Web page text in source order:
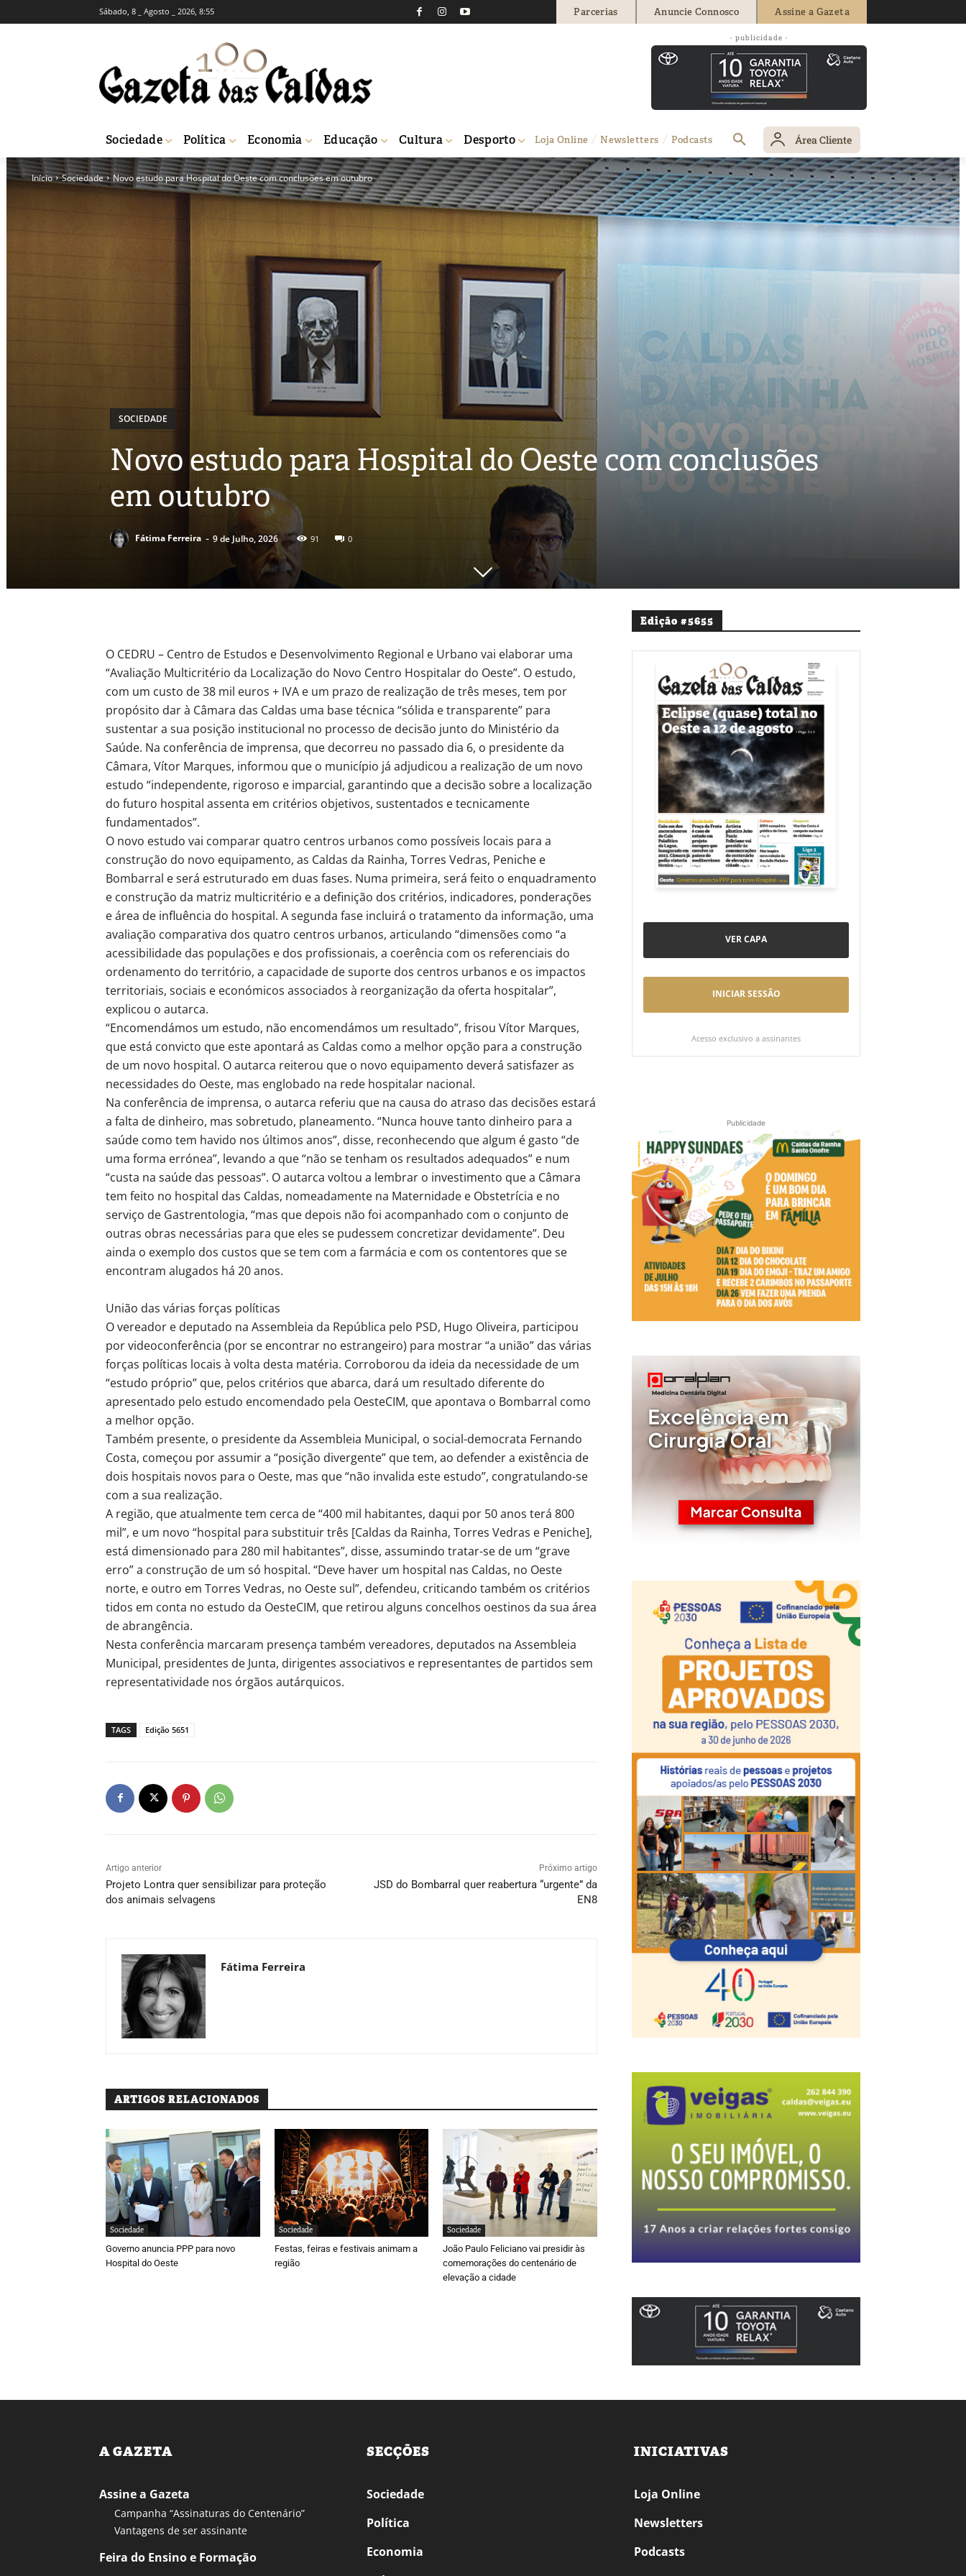
Sábado, 8 _ Agosto _ 2026, 8:55 Parcerias Anuncie Connosco Assine a Gazeta
- publicidade -
Sociedade Política Economia Educação Cultura Desporto Loja Online Newsletters Podcasts Área Cliente
Início Sociedade Novo estudo para Hospital do Oeste com conclusões em outubro
SOCIEDADE
Novo estudo para Hospital do Oeste com conclusões
em outubro
Fátima Ferreira - 9 de Julho, 2026 91 0
O CEDRU – Centro de Estudos e Desenvolvimento Regional e Urbano vai elaborar uma
“Avaliação Multicritério da Localização do Novo Centro Hospitalar do Oeste”. O estudo,
com um custo de 38 mil euros + IVA e um prazo de realização de três meses, tem por
propósito dar à Câmara das Caldas uma base técnica “sólida e transparente” para
sustentar a sua posição institucional no processo de decisão junto do Ministério da
Saúde. Na conferência de imprensa, que decorreu no passado dia 6, o presidente da
Câmara, Vítor Marques, informou que o município já adjudicou a realização de um novo
estudo “independente, rigoroso e imparcial, garantindo que a decisão sobre a localização
do futuro hospital assenta em critérios objetivos, sustentados e tecnicamente
fundamentados”.
O novo estudo vai comparar quatro centros urbanos como possíveis locais para a
construção do novo equipamento, as Caldas da Rainha, Torres Vedras, Peniche e
Bombarral e será estruturado em duas fases. Numa primeira, será feito o enquadramento
e construção da matriz multicritério e a definição dos critérios, indicadores, ponderações
e área de influência do hospital. A segunda fase incluirá o tratamento da informação, uma
avaliação comparativa dos quatro centros urbanos, articulando “dimensões como “a
acessibilidade das populações e dos profissionais, a coerência com os referenciais do
ordenamento do território, a capacidade de suporte dos centros urbanos e os impactos
territoriais, sociais e económicos associados à reorganização da oferta hospitalar”,
explicou o autarca.
“Encomendámos um estudo, não encomendámos um resultado”, frisou Vítor Marques,
que está convicto que este apontará as Caldas como a melhor opção para a construção
de um novo hospital. O autarca reiterou que o novo equipamento deverá satisfazer as
necessidades do Oeste, mas englobado na rede hospitalar nacional.
Na conferência de imprensa, o autarca referiu que na causa do atraso das decisões estará
a falta de dinheiro, mas sobretudo, planeamento. “Nunca houve tanto dinheiro para a
saúde como tem havido nos últimos anos”, disse, reconhecendo que algum é gasto “de
uma forma errónea”, levando a que “não se tenham os resultados adequados” e num
“custa na saúde das pessoas”. O autarca voltou a lembrar o investimento que a Câmara
tem feito no hospital das Caldas, nomeadamente na Maternidade e Obstetrícia e no
serviço de Gastrentologia, “mas que depois não foi acompanhado com o conjunto de
outras obras necessárias para que eles se pudessem concretizar devidamente”. Deu
ainda o exemplo dos custos que se tem com a farmácia e com os contentores que se
encontram alugados há 20 anos.
União das várias forças políticas
O vereador e deputado na Assembleia da República pelo PSD, Hugo Oliveira, participou
por videoconferência (por se encontrar no estrangeiro) para mostrar “a união” das várias
forças políticas locais à volta desta matéria. Corroborou da ideia da necessidade de um
“estudo próprio” que, pelos critérios que abarca, dará um resultado diferente do
apresentado pelo estudo encomendado pela OesteCIM, que apontava o Bombarral como
a melhor opção.
Também presente, o presidente da Assembleia Municipal, o social-democrata Fernando
Costa, começou por assumir a “posição divergente” que tem, ao defender a existência de
dois hospitais novos para o Oeste, mas que “não invalida este estudo”, congratulando-se
com a sua realização.
A região, que atualmente tem cerca de “400 mil habitantes, daqui por 50 anos terá 800
mil”, e um novo “hospital para substituir três [Caldas da Rainha, Torres Vedras e Peniche],
está dimensionado para 280 mil habitantes”, disse, assumindo tratar-se de um “grave
erro” a construção de um só hospital. “Deve haver um hospital nas Caldas, no Oeste
norte, e outro em Torres Vedras, no Oeste sul”, defendeu, criticando também os critérios
tidos em conta no estudo da OesteCIM, que retirou alguns concelhos oestinos da sua área
de abrangência.
Nesta conferência marcaram presença também vereadores, deputados na Assembleia
Municipal, presidentes de Junta, dirigentes associativos e representantes de partidos sem
representatividade nos órgãos autárquicos.
TAGS Edição 5651
Artigo anterior
Projeto Lontra quer sensibilizar para proteção
dos animais selvagens
Próximo artigo
JSD do Bombarral quer reabertura “urgente” da
EN8
Fátima Ferreira
ARTIGOS RELACIONADOS
Sociedade
Governo anuncia PPP para novo
Hospital do Oeste
Sociedade
Festas, feiras e festivais animam a
região
Sociedade
João Paulo Feliciano vai presidir às
comemorações do centenário de
elevação a cidade
Edição #5655
VER CAPA
INICIAR SESSÃO
Acesso exclusivo a assinantes
Publicidade
A GAZETA
Assine a Gazeta
Campanha “Assinaturas do Centenário”
Vantagens de ser assinante
Feira do Ensino e Formação
SECÇÕES
Sociedade
Política
Economia
INICIATIVAS
Loja Online
Newsletters
Podcasts